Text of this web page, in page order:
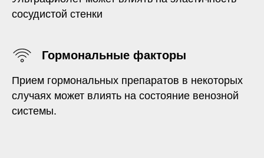
сосудистой стенки
Гормональные факторы
Прием гормональных препаратов в некоторых
случаях может влиять на состояние венозной
системы.